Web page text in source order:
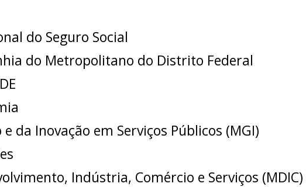
do Seguro Social
do Metropolitano do Distrito Federal
da Inovação em Serviços Públicos (MGI)
Indústria, Comércio e Serviços (MDIC)